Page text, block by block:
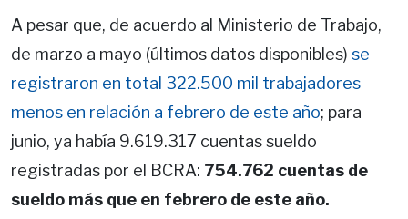
A pesar que, de acuerdo al Ministerio de Trabajo,
de marzo a mayo (últimos datos disponibles) se
registraron en total 322.500 mil trabajadores
menos en relación a febrero de este año; para
junio, ya había 9.619.317 cuentas sueldo
registradas por el BCRA: 754.762 cuentas de
sueldo más que en febrero de este año.